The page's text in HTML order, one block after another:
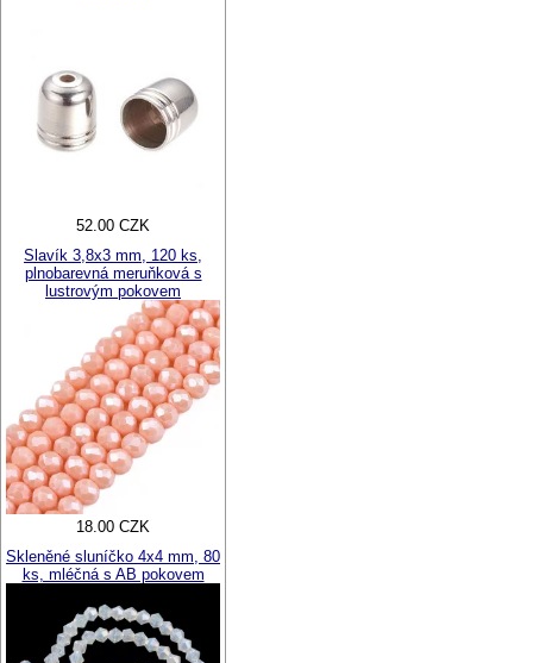
52.00 CZK
Slavík 3,8x3 mm, 120 ks,
plnobarevná meruňková s
lustrovým pokovem
18.00 CZK
Skleněné sluníčko 4x4 mm, 80
ks, mléčná s AB pokovem